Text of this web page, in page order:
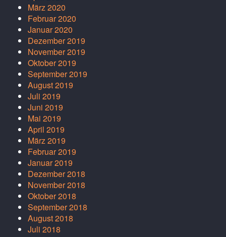
März 2020
Februar 2020
Januar 2020
Dezember 2019
November 2019
Oktober 2019
September 2019
August 2019
Juli 2019
Juni 2019
Mai 2019
April 2019
März 2019
Februar 2019
Januar 2019
Dezember 2018
November 2018
Oktober 2018
September 2018
August 2018
Juli 2018